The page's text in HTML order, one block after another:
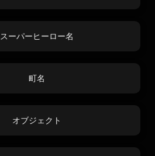
スーパーヒーロー名
町名
オブジェクト